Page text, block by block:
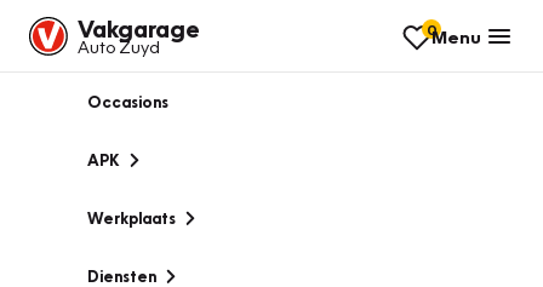
Vakgarage
Auto Zuyd
0Menu
Occasions
APK
Werkplaats
Diensten